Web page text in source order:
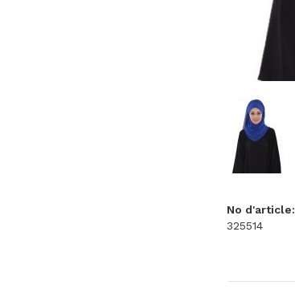
No d'article:
325514